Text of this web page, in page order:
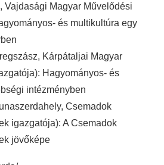
Vajdasági Magyar Művelődési
és multikultúra egy
Kárpátaljai Magyar
Hagyományos- és
intézményben
Csemadok
igazgatója): A Csemadok
jövőképe